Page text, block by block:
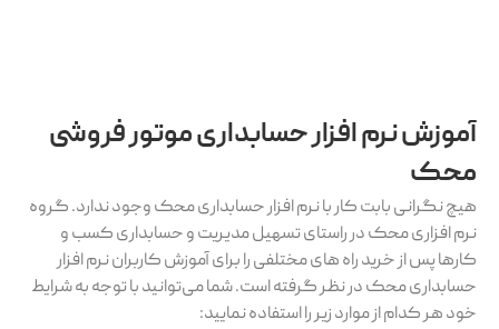
آموزش نرم افزار حسابداری موتور فروشی
محک
هیچ نگرانی بابت کار با نرم افزار حسابداری محک وجود ندارد. گروه
نرم افزاری محک در راستای تسهیل مدیریت و حسابداری کسب و
کارها پس از خرید راه های مختلفی را برای آموزش کاربران نرم افزار
حسابداری محک در نظر گرفته است. شما می‌توانید با توجه به شرایط
خود هر کدام از موارد زیر را استفاده نمایید: